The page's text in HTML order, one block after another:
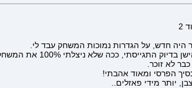
היה חדש, על הגדרות נמוכות המשחק עבד לי.
ככה שלא ניצלתי 100% את המשחקים של אותה התקופה.
לא זוכר.
יותר מידי פאזלים..